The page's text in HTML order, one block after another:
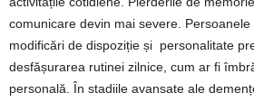
comunicare devin mai severe. Persoanele
modificări de dispoziție și personalitate
desfășurarea rutinei zilnice, cum ar fi
personală. În stadiile avansate ale